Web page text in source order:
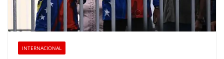
INTERNACIONAL